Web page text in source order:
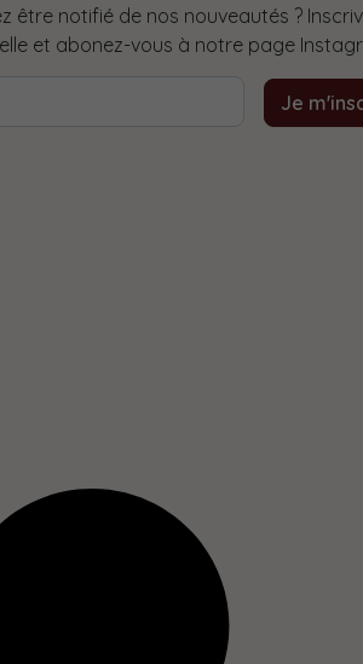
être notifié de nos nouveautés ?
et abonez-vous à notre page
Je